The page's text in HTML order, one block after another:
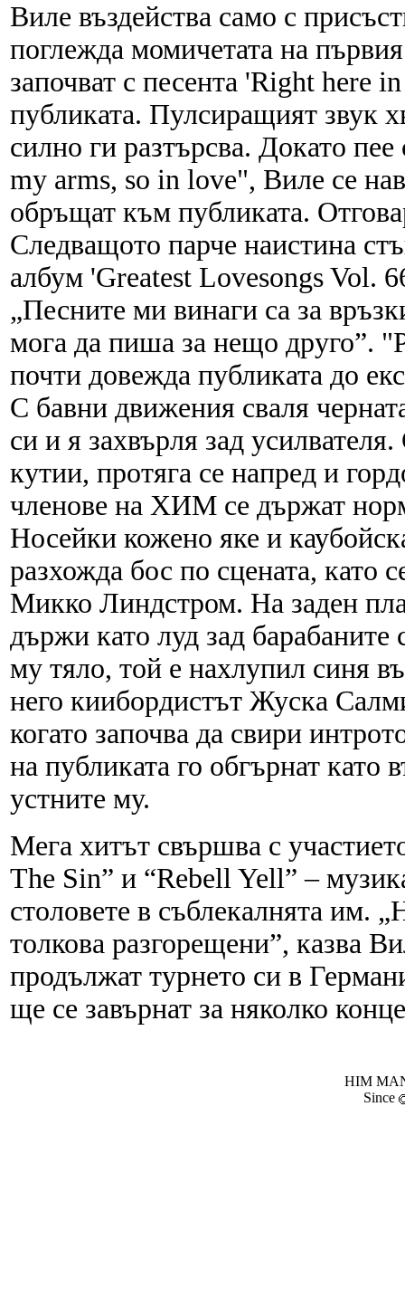
Виле въздейства само с
поглежда момичетата на
започват с песента 'Right here
публиката. Пулсиращият звук
силно ги разтърсва. Докато
my arms, so in love", Виле се
обръщат към публиката.
Следващото парче наистина
албум 'Greatest Lovesongs Vol.
„Песните ми винаги са за
мога да пиша за нещо друго”.
почти довежда публиката до
С бавни движения сваля
си и я захвърля зад
кутии, протяга се напред и
членове на ХИМ се държат
Носейки кожено яке и
разхожда бос по сцената, като
Микко Линдстром. На заден
държи като луд зад
му тяло, той е нахлупил синя
него киибордистът Жуска
когато започва да свири
на публиката го обгърнат като
устните му.
Мега хитът свършва с
The Sin” и “Rebell Yell” –
столовете в съблекалнята им.
толкова разгорещени”, казва
продължат турнето си в
ще се завърнат за няколко
HIM
Since